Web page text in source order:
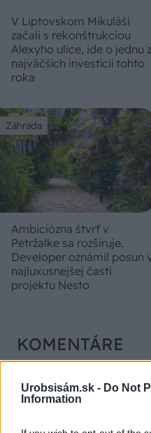
Urobsisám.sk - Do Not
Information
V Liptovskom Mikuláši
začali s rekonštrukciou
Alexyho ulice, ide o jednu z
najväčších investícií tohto
roka
Záhrada
Ambiciózna štvrť v
Petržalke sa rozširuje.
Developer oznámil posun
najluxusnejšej časti
projektu Nesto
KOMENTÁRE
VIDEO